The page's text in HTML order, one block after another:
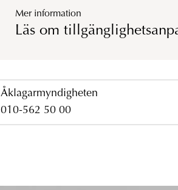
Mer information
Läs om
Åklagarmyndigheten
010-562 50 00